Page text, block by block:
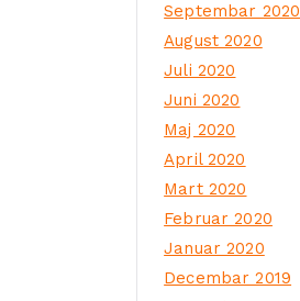
Septembar 2020
August 2020
Juli 2020
Juni 2020
Maj 2020
April 2020
Mart 2020
Februar 2020
Januar 2020
Decembar 2019